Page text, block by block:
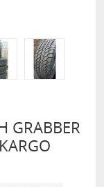
GRABBER